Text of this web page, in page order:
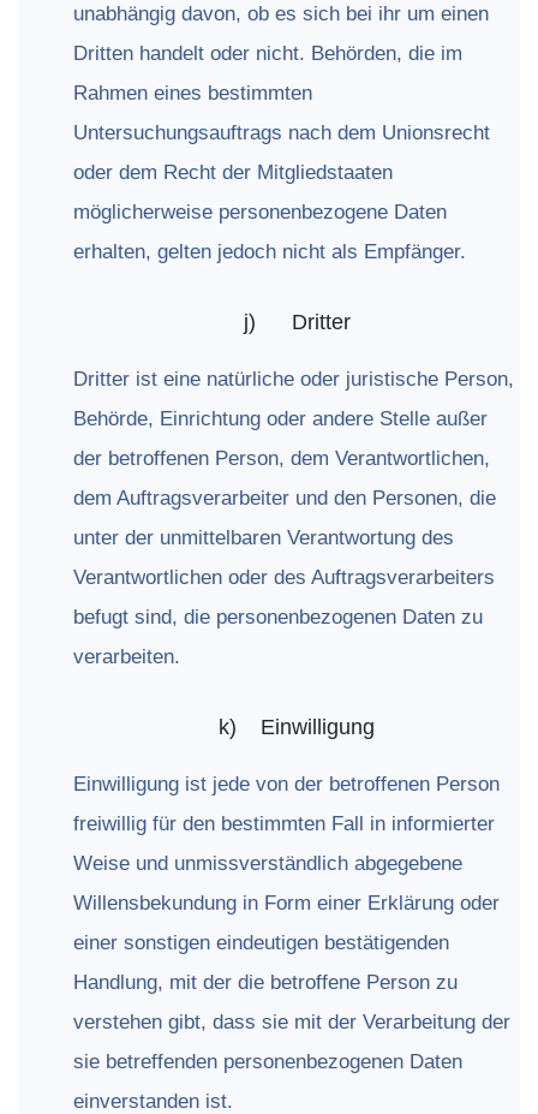
unabhängig davon, ob es sich bei ihr um einen
Dritten handelt oder nicht. Behörden, die im
Rahmen eines bestimmten
Untersuchungsauftrags nach dem Unionsrecht
oder dem Recht der Mitgliedstaaten
möglicherweise personenbezogene Daten
erhalten, gelten jedoch nicht als Empfänger.
j) Dritter
Dritter ist eine natürliche oder juristische Person,
Behörde, Einrichtung oder andere Stelle außer
der betroffenen Person, dem Verantwortlichen,
dem Auftragsverarbeiter und den Personen, die
unter der unmittelbaren Verantwortung des
Verantwortlichen oder des Auftragsverarbeiters
befugt sind, die personenbezogenen Daten zu
verarbeiten.
k) Einwilligung
Einwilligung ist jede von der betroffenen Person
freiwillig für den bestimmten Fall in informierter
Weise und unmissverständlich abgegebene
Willensbekundung in Form einer Erklärung oder
einer sonstigen eindeutigen bestätigenden
Handlung, mit der die betroffene Person zu
verstehen gibt, dass sie mit der Verarbeitung der
sie betreffenden personenbezogenen Daten
einverstanden ist.